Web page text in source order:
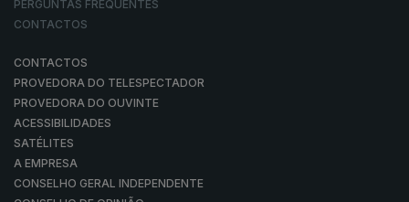
PERGUNTAS FREQUENTES
CONTACTOS
CONTACTOS
PROVEDORA DO TELESPECTADOR
PROVEDORA DO OUVINTE
ACESSIBILIDADES
SATÉLITES
A EMPRESA
CONSELHO GERAL INDEPENDENTE